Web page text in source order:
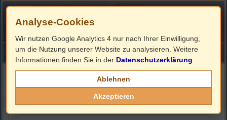
HOME ImpressumLinks
Filmbeschreibung, Cover & DVD Infos
Analyse-Cookies
Wir nutzen Google Analytics 4 nur nach Ihrer Einwilligung,
um die Nutzung unserer Website zu analysieren. Weitere
Informationen finden Sie in der Datenschutzerklärung
Ablehnen
Akzeptieren